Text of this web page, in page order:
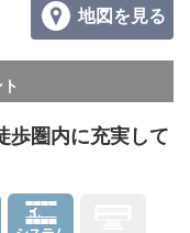
地図を見る
歩圏内に充実して